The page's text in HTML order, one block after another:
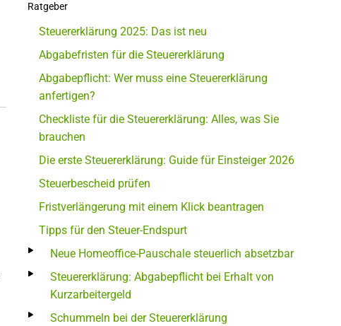
Ratgeber
Steuererklärung 2025: Das ist neu
Abgabefristen für die Steuererklärung
Abgabepflicht: Wer muss eine Steuererklärung
anfertigen?
Checkliste für die Steuererklärung: Alles, was Sie
brauchen
Die erste Steuererklärung: Guide für Einsteiger 2026
Steuerbescheid prüfen
Fristverlängerung mit einem Klick beantragen
Tipps für den Steuer-Endspurt
Neue Homeoffice-Pauschale steuerlich absetzbar
Steuererklärung: Abgabepflicht bei Erhalt von
Kurzarbeitergeld
Schummeln bei der Steuererklärung